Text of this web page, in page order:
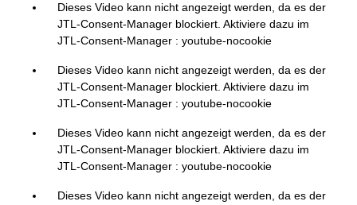
Dieses Video kann nicht angezeigt werden, da es der
JTL-Consent-Manager blockiert. Aktiviere dazu im
JTL-Consent-Manager : youtube-nocookie
Dieses Video kann nicht angezeigt werden, da es der
JTL-Consent-Manager blockiert. Aktiviere dazu im
JTL-Consent-Manager : youtube-nocookie
Dieses Video kann nicht angezeigt werden, da es der
JTL-Consent-Manager blockiert. Aktiviere dazu im
JTL-Consent-Manager : youtube-nocookie
Dieses Video kann nicht angezeigt werden, da es der